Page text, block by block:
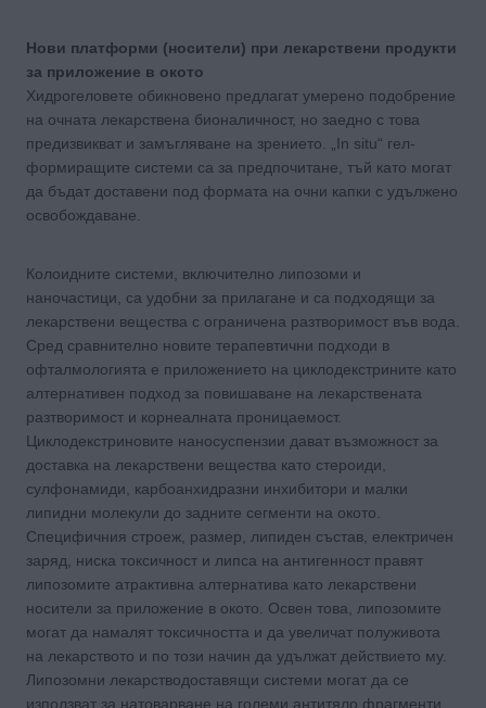
Нови платформи (носители) при лекарствени продукти
за приложение в окото
Хидрогеловете обикновено предлагат умерено подобрение
на очната лекарствена бионаличност, но заедно с това
предизвикват и замъгляване на зрението. „In situ“ гел-
формиращите системи са за предпочитане, тъй като могат
да бъдат доставени под формата на очни капки с удължено
освобождаване.
Колоидните системи, включително липозоми и
наночастици, са удобни за прилагане и са подходящи за
лекарствени вещества с ограничена разтворимост във вода.
Сред сравнително новите терапевтични подходи в
офталмологията е приложението на циклодекстрините като
алтернативен подход за повишаване на лекарствената
разтворимост и корнеалната проницаемост.
Циклодекстриновите наносуспензии дават възможност за
доставка на лекарствени вещества като стероиди,
сулфонамиди, карбоанхидразни инхибитори и малки
липидни молекули до задните сегменти на окото.
Специфичния строеж, размер, липиден състав, електричен
заряд, ниска токсичност и липса на антигенност правят
липозомите атрактивна алтернатива като лекарствени
носители за приложение в окото. Освен това, липозомите
могат да намалят токсичността и да увеличат полуживота
на лекарството и по този начин да удължат действието му.
Липозомни лекарстводоставящи системи могат да се
използват за натоварване на големи антитяло фрагменти